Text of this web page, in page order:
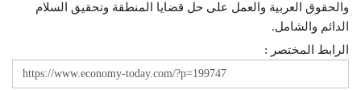
والحقوق العربية والعمل على حل قضايا المنطقة وتحقيق السلام
الدائم والشامل.
الرابط المختصر :